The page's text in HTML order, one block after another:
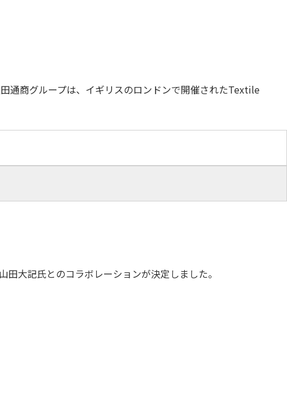
通商グループは、イギリスのロンドンで開催されたTextile
大記氏とのコラボレーションが決定しました。